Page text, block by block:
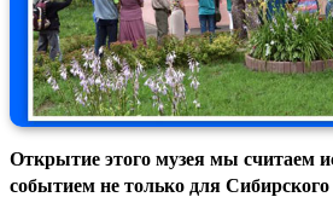
Открытие этого музея мы считаем
событием не только для Сибирского